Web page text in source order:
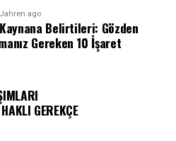
ago
Belirtileri: Gözden
Gereken 10 İşaret
GEREKÇE